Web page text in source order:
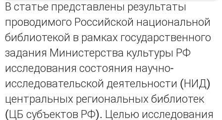
В статье представлены результаты
проводимого Российской национальной
библиотекой в рамках государственного
задания Министерства культуры РФ
исследования состояния научно-
исследовательской деятельности (НИД)
центральных региональных библиотек
(ЦБ субъектов РФ). Целью исследования